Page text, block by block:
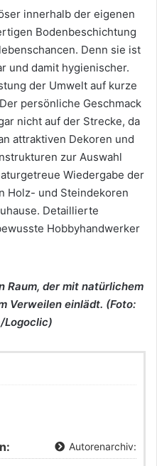
innerhalb der eigenen
Bodenbeschichtung
Denn sie ist
und damit hygienischer.
der Umwelt auf kurze
persönliche Geschmack
nicht auf der Strecke, da
attraktiven Dekoren und
zur Auswahl
Wiedergabe der
Holz- und Steindekoren
Detaillierte
Hobbyhandwerker
Raum, der mit natürlichem
Verweilen einlädt. (Foto:
Logoclic)
Autorenarchiv: